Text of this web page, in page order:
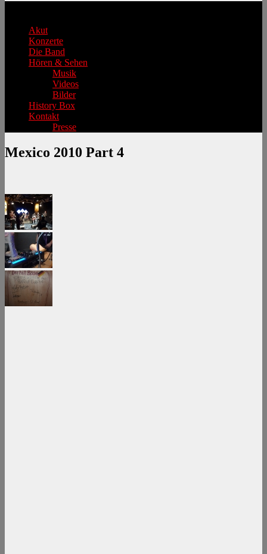
Akut
Konzerte
Die Band
Hören & Sehen
Musik
Videos
Bilder
History Box
Kontakt
Presse
Mexico 2010 Part 4